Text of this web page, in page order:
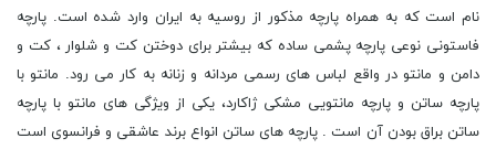
نام است که به همراه پارچه مذکور از روسیه به ایران وارد شده است. پارچه
فاستونی نوعی پارچه پشمی ساده که بیشتر برای دوختن کت و شلوار ، کت و
دامن و مانتو در واقع لباس های رسمی مردانه و زنانه به کار می رود. مانتو با
پارچه ساتن و پارچه مانتویی مشکی ژاکارد، یکی از ویژگی های مانتو با پارچه
ساتن براق بودن آن است . پارچه های ساتن انواع برند عاشقی و فرانسوی است